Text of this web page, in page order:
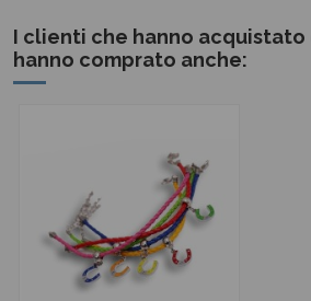
I clienti che hanno
hanno comprato anche: